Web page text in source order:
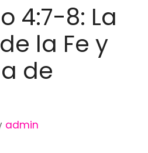
4:7-8: La
la Fe y
de
admin